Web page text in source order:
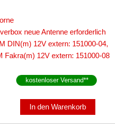
neue Antenne erforderlich
DIN(m) 12V extern: 151000-04,
Fakra(m) 12V extern: 151000-08
kostenloser Versand**
In den Warenkorb